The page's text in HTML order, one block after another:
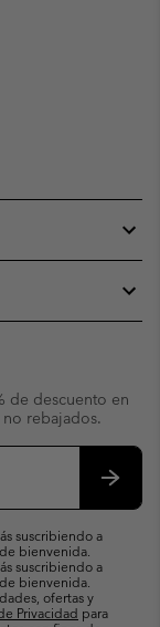
de descuento en
rebajados.
suscribiendo a
bienvenida.
suscribiendo a
bienvenida.
ofertas y
Privacidad para